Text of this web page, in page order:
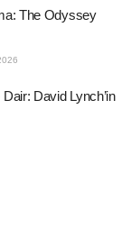
The Odyssey
David Lynch’in